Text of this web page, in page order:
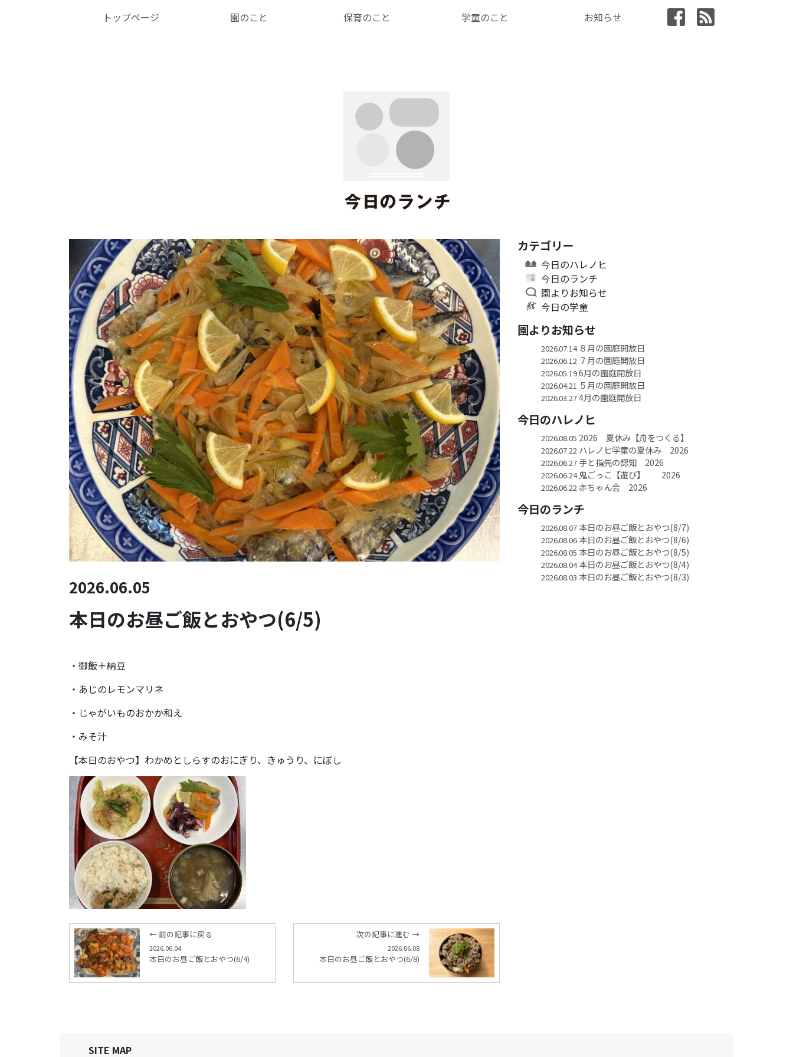
トップページ 園のこと 保育のこと 学童のこと お知らせ
2026.06.05
本日のお昼ご飯とおやつ(6/5)
・御飯＋納豆
・あじのレモンマリネ
・じゃがいものおかか和え
・みそ汁
【本日のおやつ】わかめとしらすのおにぎり、きゅうり、にぼし
← 前の記事に戻る
2026.06.04
本日のお昼ご飯とおやつ(6/4)
次の記事に進む →
2026.06.08
本日のお昼ご飯とおやつ(6/8)
カテゴリー
今日のハレノヒ
今日のランチ
園よりお知らせ
今日の学童
園よりお知らせ
2026.07.14８月の園庭開放日
2026.06.12 ７月の園庭開放日
2026.05.196月の園庭開放日
2026.04.21 ５月の園庭開放日
2026.03.274月の園庭開放日
今日のハレノヒ
2026.08.05 2026 夏休み【舟をつくる】
2026.07.22 ハレノヒ学童の夏休み 2026
2026.06.27手と指先の認知 2026
2026.06.24鬼ごっこ【遊び】 2026
2026.06.22 赤ちゃん会 2026
今日のランチ
2026.08.07本日のお昼ご飯とおやつ(8/7)
2026.08.06本日のお昼ご飯とおやつ(8/6)
2026.08.05 本日のお昼ご飯とおやつ(8/5)
2026.08.04本日のお昼ご飯とおやつ(8/4)
2026.08.03 本日のお昼ご飯とおやつ(8/3)
SITE MAP